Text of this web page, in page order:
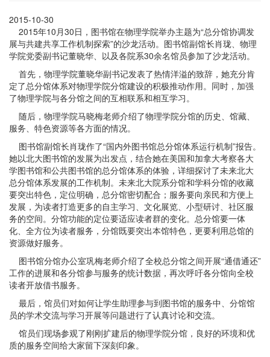
2015-10-30
2015年10月30日，图书馆在物理学院举办主题为“总分馆协调发
展与共建共享工作机制探索”的沙龙活动。图书馆副馆长肖珑、物理
学院党委副书记董晓华、以及各院系30余名馆员参加了沙龙活动。
首先，物理学院董晓华副书记发表了热情洋溢的致辞，她充分肯
定了总分馆体系对物理学院分馆建设的积极推动作用。同时，加强
了物理学院与各分馆之间的互相联系和相互学习。
随后，物理学院马晓梅老师介绍了物理学院分馆的历史、馆藏、
服务、特色资源等各方面的情况。
图书馆副馆长肖珑作了“国内外图书馆总分馆体系运行机制”报告。
她以北大图书馆的发展为出发点，结合她在美国和加拿大考察各大
学图书馆和公共图书馆的总分馆体系的体验，详细探讨了未来北大
总分馆体系发展的工作机制。未来北大院系分馆和学科分馆的收藏
要突出特色，定位明确，总分馆密切配合；服务要向亲民和方便上
发展，为读者打造更多的自主学习、文化展览、小型研讨、社区服
务的空间。分馆功能的定位要适应读者群的变化。总分馆要一体
化、全方位为读者服务，分馆既要突出本馆特色，更要利用总馆的
资源做好服务。
图书馆分馆办公室巩梅老师介绍了全校总分馆之间开展“通借通还”
工作的进展和各分馆参与服务的统计数据，再次呼吁各分馆向全校
读者开放借书服务。
最后，馆员们对如何让学生助理参与到图书馆的服务中、分馆馆
员的学术交流与学习开展等问题进行了认真讨论和交流。
馆员们现场参观了刚刚扩建后的物理学院分馆，良好的环境和优
质的服务空间给大家留下深刻印象。